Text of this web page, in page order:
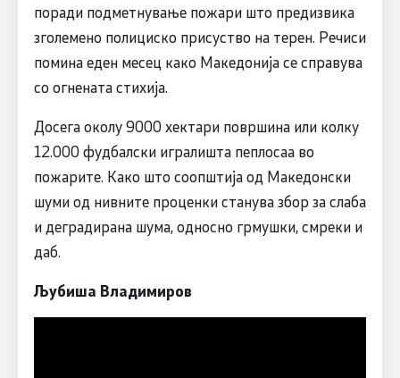
поради подметнување пожари што предизвика
зголемено полициско присуство на терен. Речиси
помина еден месец како Македонија се справува
со огнената стихија.
Досега околу 9000 хектари површина или колку
12.000 фудбалски игралишта пеплосаа во
пожарите. Како што соопштија од Македонски
шуми од нивните проценки станува збор за слаба
и деградирана шума, односно грмушки, смреки и
даб.
Љубиша Владимиров